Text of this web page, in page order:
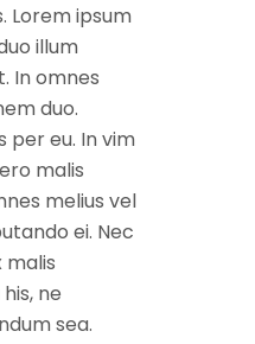
Lorem ipsum
illum
In omnes
duo.
per eu. In vim
malis
melius vel
ei. Nec
malis
ne
sea.